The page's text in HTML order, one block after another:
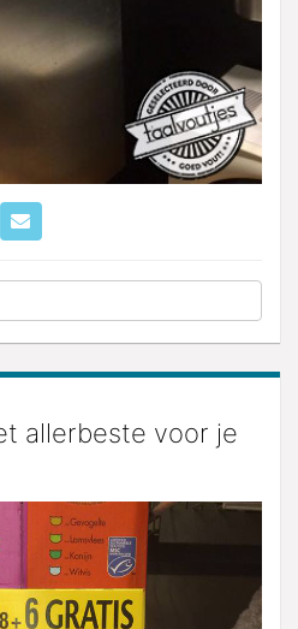
allerbeste voor je